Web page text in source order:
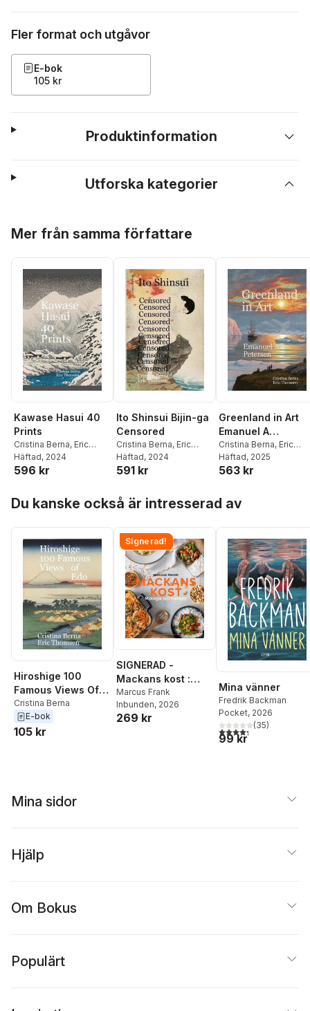
Fler format och utgåvor
E-bok
105 kr
Produktinformation
Utforska kategorier
Mer från samma författare
Kawase Hasui 40
Prints
Cristina Berna, Eric
Thomsen
Häftad, 2024
596 kr
Ito Shinsui Bijin-ga
Censored
Cristina Berna, Eric
Thomsen
Häftad, 2024
591 kr
Greenland in Art
Emanuel A
Petersen
Cristina Berna, Eric
Thomsen
Häftad, 2025
563 kr
Du kanske också är intresserad av
Hiroshige 100
Famous Views Of
Edo
Cristina Berna
E-bok
105 kr
Signerad!
SIGNERAD -
Mackans kost :
Middagar och
matlådor
Marcus Frank
Inbunden, 2026
269 kr
Mina vänner
Fredrik Backman
Pocket, 2026
4,3utav 5 stjärnor.
(35)
99 kr
Mina sidor
Hjälp
Om Bokus
Populärt